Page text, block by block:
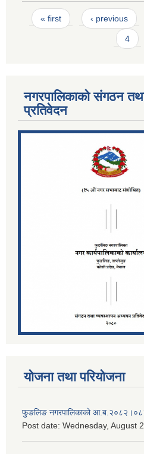
Pages
« first ‹ previous
4
नगरपालिकाको संगठन
प्रतिवेदन
योजना तथा परियोजना
फुङलिङ नगरपालिकाको
Post date: Wednesday, August